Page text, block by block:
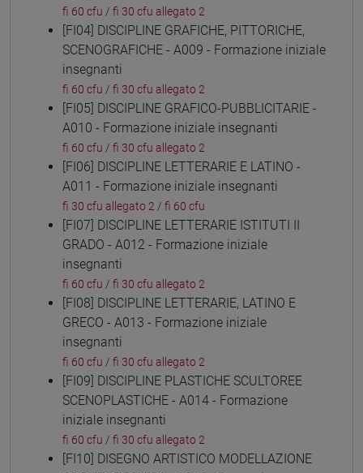
fi 60 cfu / fi 30 cfu allegato 2
[FI04] DISCIPLINE GRAFICHE, PITTORICHE,
SCENOGRAFICHE - A009 - Formazione iniziale
insegnanti
fi 60 cfu / fi 30 cfu allegato 2
[FI05] DISCIPLINE GRAFICO-PUBBLICITARIE -
A010 - Formazione iniziale insegnanti
fi 60 cfu / fi 30 cfu allegato 2
[FI06] DISCIPLINE LETTERARIE E LATINO -
A011 - Formazione iniziale insegnanti
fi 30 cfu allegato 2 / fi 60 cfu
[FI07] DISCIPLINE LETTERARIE ISTITUTI II
GRADO - A012 - Formazione iniziale
insegnanti
fi 60 cfu / fi 30 cfu allegato 2
[FI08] DISCIPLINE LETTERARIE, LATINO E
GRECO - A013 - Formazione iniziale
insegnanti
fi 60 cfu / fi 30 cfu allegato 2
[FI09] DISCIPLINE PLASTICHE SCULTOREE
SCENOPLASTICHE - A014 - Formazione
iniziale insegnanti
fi 60 cfu / fi 30 cfu allegato 2
[FI10] DISEGNO ARTISTICO MODELLAZIONE